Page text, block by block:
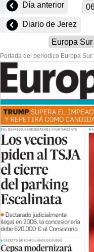
Día anterior
Diario de Jerez
Portada del periodico Europa Sur: